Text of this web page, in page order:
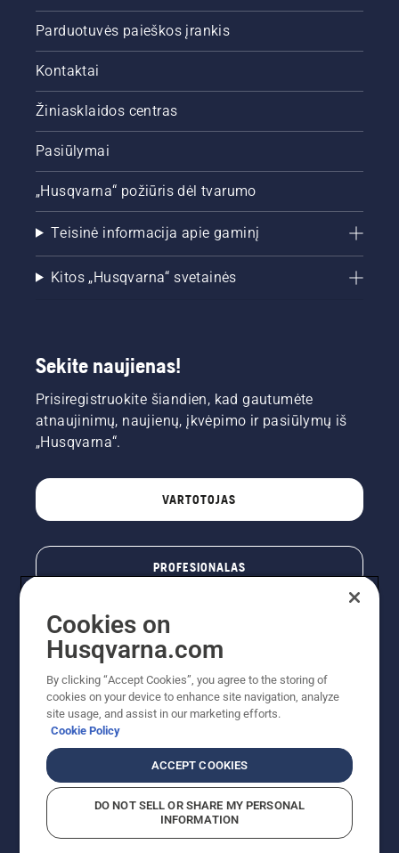
Parduotuvės paieškos įrankis
Kontaktai
Žiniasklaidos centras
Pasiūlymai
„Husqvarna“ požiūris dėl tvarumo
Teisinė informacija apie gaminį
Kitos „Husqvarna“ svetainės
Sekite naujienas!
Prisiregistruokite šiandien, kad gautumėte
atnaujinimų, naujienų, įkvėpimo ir pasiūlymų iš
„Husqvarna“.
VARTOTOJAS
PROFESIONALAS
© „Husqvarna AB“ (leid). Visos teisės priklauso autoriui.
Nurodoma rekomenduojama mažmeninė kaina (RMK),
įskaitant PVM. RMK yra kaina, už kurią gamintojas
rekomenduoja pardavėjui parduoti prekę. UAB
"Husqvarna Lietuva" prekių vartotojams neparduoda,
Cookies on
Husqvarna.com
By clicking “Accept Cookies”, you agree to the storing of
cookies on your device to enhance site navigation, analyze
site usage, and assist in our marketing efforts.
Cookie Policy
ACCEPT COOKIES
DO NOT SELL OR SHARE MY PERSONAL
INFORMATION